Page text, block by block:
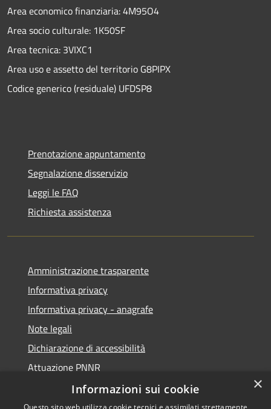
Area economico finanziaria: 4M95O4
Area socio culturale: 1K50SF
Area tecnica: 3VIXC1
Area uso e assetto del territorio G8PIPX
Codice generico (residuale) UFDSP8
Prenotazione appuntamento
Segnalazione disservizio
Leggi le FAQ
Richiesta assistenza
Amministrazione trasparente
Informativa privacy
Informativa privacy - anagrafe
Note legali
Dichiarazione di accessibilità
Attuazione PNNR
Whistleblowing
×
Informazioni sui cookie
Questo sito web utilizza cookie tecnici e assimilati strettamente